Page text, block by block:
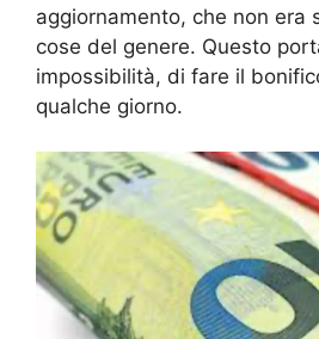
aggiornamento, che non era
cose del genere. Questo
impossibilità, di fare il
qualche giorno.